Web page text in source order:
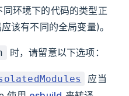
环境下的代码的类型正
该有不同的全局变量)。
时，请留意以下选项：
应当